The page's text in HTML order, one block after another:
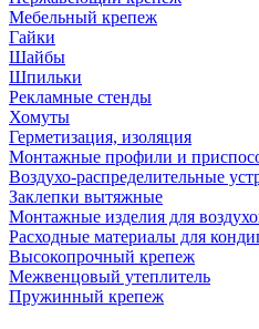
Мебельный крепеж
Гайки
Шайбы
Шпильки
Рекламные стенды
Хомуты
Герметизация, изоляция
Монтажные профили и
Воздухо-распределительные
Заклепки вытяжные
Монтажные изделия для
Расходные материалы для
Высокопрочный крепеж
Межвенцовый утеплитель
Пружинный крепеж